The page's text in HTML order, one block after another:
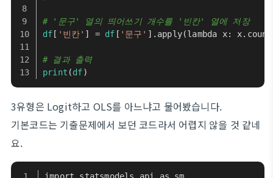
# '문구' 열의 띄어쓰기 개수를 '빈칸' 열에 저장
df [ '빈칸' ] = df [ '문구' ].apply(lambda x:
# 결과 출력
print (df)
3유형은 Logit하고 OLS를 아느냐고 물어봤습니다.
기본코드는 기출문제에서 보던 코드라서 어렵지 않을 것 같네
요.